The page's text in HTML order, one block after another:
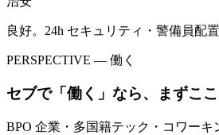
良好。24h セキュリティ・警備員配置
PERSPECTIVE — 働く
セブで「働く」なら、まずここ
BPO 企業・多国籍テック・コワーキ